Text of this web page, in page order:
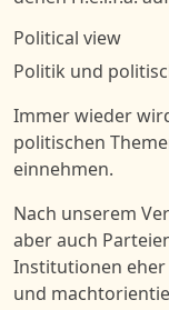
Political view
Politik und
Immer wieder
politischen
einnehmen.
Nach unserem
aber auch
Institutionen
und